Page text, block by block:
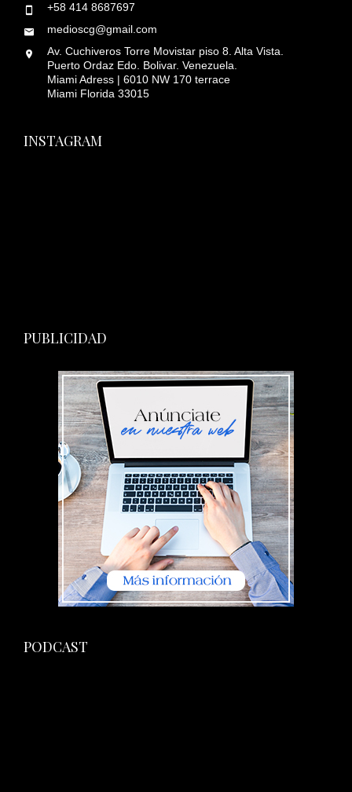
+58 414 8687697
medioscg@gmail.com
Av. Cuchiveros Torre Movistar piso 8. Alta Vista.
Puerto Ordaz Edo. Bolivar. Venezuela.
Miami Adress | 6010 NW 170 terrace
Miami Florida 33015
INSTAGRAM
PUBLICIDAD
PODCAST